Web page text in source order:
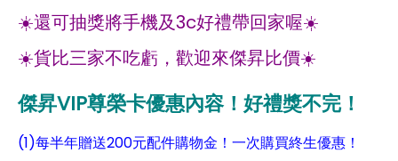
☀️還可抽獎將手機及3c好禮帶回家喔☀️
☀️貨比三家不吃虧，歡迎來傑昇比價☀️
傑昇VIP尊榮卡優惠內容！好禮獎不完！
(1)每半年贈送200元配件購物金！一次購買終生優惠！